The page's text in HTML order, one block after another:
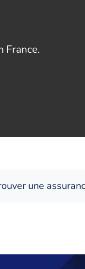
France.
VTC moins